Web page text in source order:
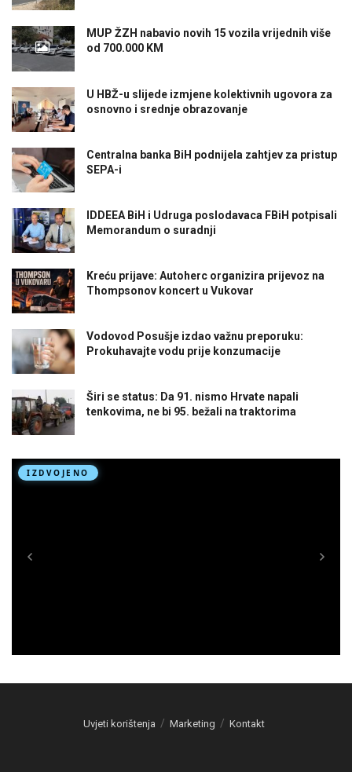
MUP ŽZH nabavio novih 15 vozila vrijednih više
od 700.000 KM
U HBŽ-u slijede izmjene kolektivnih ugovora za
osnovno i srednje obrazovanje
Centralna banka BiH podnijela zahtjev za pristup
SEPA-i
IDDEEA BiH i Udruga poslodavaca FBiH potpisali
Memorandum o suradnji
Kreću prijave: Autoherc organizira prijevoz na
Thompsonov koncert u Vukovar
Vodovod Posušje izdao važnu preporuku:
Prokuhavajte vodu prije konzumacije
Širi se status: Da 91. nismo Hrvate napali
tenkovima, ne bi 95. bežali na traktorima
Uvjeti korištenja Marketing Kontakt